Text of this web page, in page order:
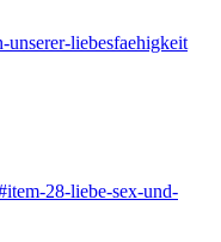
unserer-liebesfaehigkeit
28-liebe-sex-und-